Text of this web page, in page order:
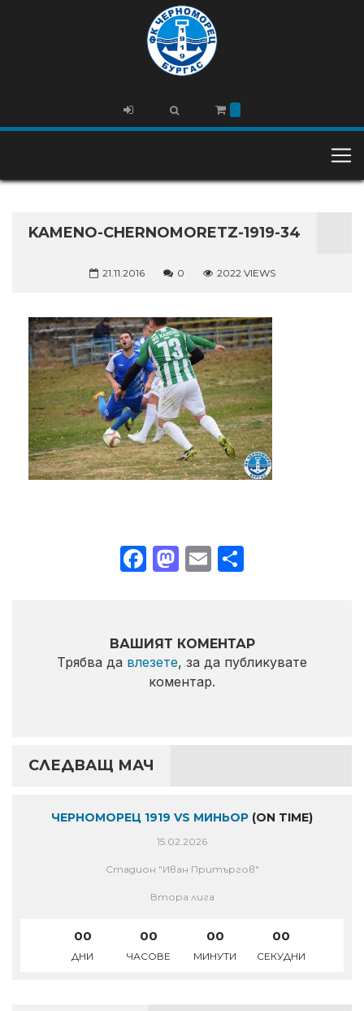
KAMENO-CHERNOMORETZ-1919-34
21.11.2016 0 2022 VIEWS
Facebook
Mastodon
Email
ВАШИЯТ КОМЕНТАР
Трябва да влезете, за да публикувате
коментар.
СЛЕДВАЩ МАЧ
ЧЕРНОМОРЕЦ 1919 VS МИНЬОР (ON TIME)
15.02.2026
Стадион "Иван Притъргов"
Втора лига
00
ДНИ
00
ЧАСОВЕ
00
МИНУТИ
00
СЕКУДНИ